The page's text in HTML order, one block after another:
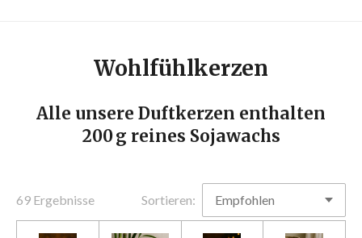
Wohlfühlkerzen
Alle unsere Duftkerzen enthalten
200 g reines Sojawachs
69 Ergebnisse Sortieren: